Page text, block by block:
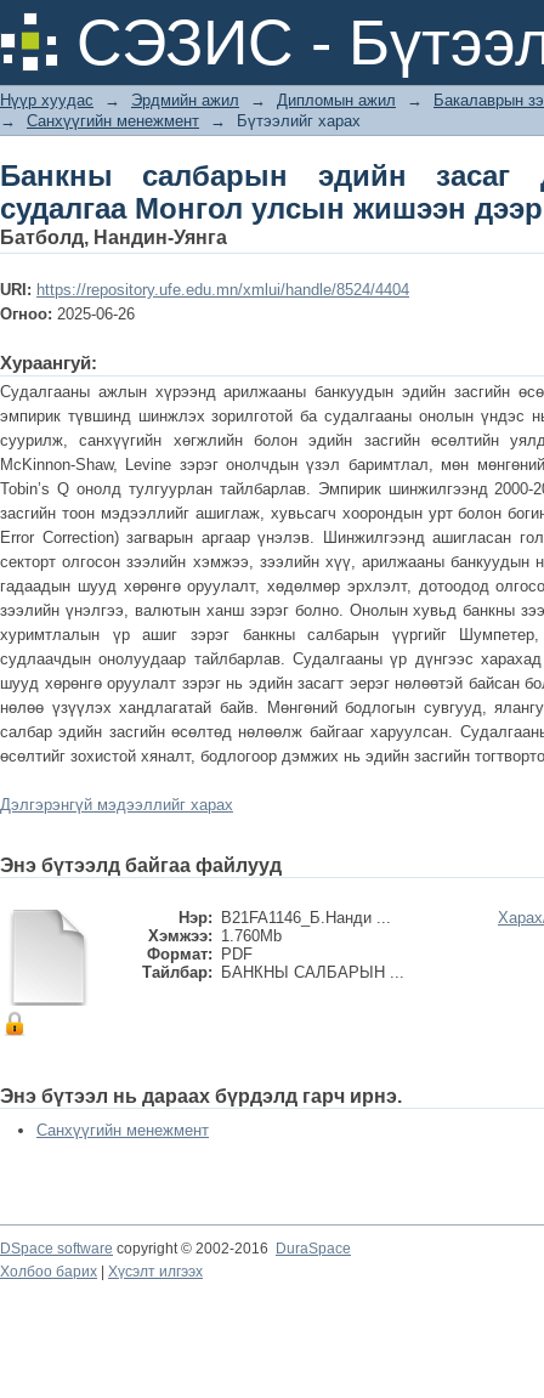
СЭЗИС -
Банкны салбарын эдийн засаг
жишээн дээр
Нүүр хуудас → Эрдмийн ажил → Дипломын ажил →
Бакалаврын
→
Санхүүгийн менежмент → Бүтээлийг харах
Банкны салбарын эдийн засаг
судалгаа Монгол улсын жишээн дээр
Батболд, Нандин-Уянга
URI: https://repository.ufe.edu.mn/xmlui/handle/8524/4404
Огноо: 2025-06-26
Хураангуй:
Судалгааны ажлын хүрээнд арилжааны банкуудын эдийн засгийн
эмпирик түвшинд шинжлэх зорилготой ба судалгааны онолын үндэс
суурилж, санхүүгийн хөгжлийн болон эдийн засгийн өсөлтийн
McKinnon-Shaw, Levine зэрэг онолчдын үзэл баримтлал, мөн
Tobin’s Q онолд тулгуурлан тайлбарлав. Эмпирик шинжилгээнд
засгийн тоон мэдээллийг ашиглаж, хувьсагч хоорондын урт болон
Error Correction) загварын аргаар үнэлэв. Шинжилгээнд ашигласан
секторт олгосон зээлийн хэмжээ, зээлийн хүү, арилжааны банкуудын
гадаадын шууд хөрөнгө оруулалт, хөдөлмөр эрхлэлт, дотоодод
зээлийн үнэлгээ, валютын ханш зэрэг болно. Онолын хувьд банкны
хуримтлалын үр ашиг зэрэг банкны салбарын үүргийг
судлаачдын онолуудаар тайлбарлав. Судалгааны үр дүнгээс
шууд хөрөнгө оруулалт зэрэг нь эдийн засагт эерэг нөлөөтэй байсан
нөлөө үзүүлэх хандлагатай байв. Мөнгөний бодлогын сувгууд,
салбар эдийн засгийн өсөлтөд нөлөөлж байгааг харуулсан.
өсөлтийг зохистой хяналт, бодлогоор дэмжих нь эдийн засгийн
Дэлгэрэнгүй мэдээллийг харах
Энэ бүтээлд байгаа файлууд
Нэр:
B21FA1146_Б.Нанди ...
Хэмжээ: 1.760Mb
Формат:
PDF
Тайлбар:
БАНКНЫ САЛБАРЫН ...
Энэ бүтээл нь дараах бүрдэлд гарч ирнэ.
Санхүүгийн менежмент
DSpace software copyright © 2002-2016
DuraSpace
Холбоо барих
Хүсэлт илгээх